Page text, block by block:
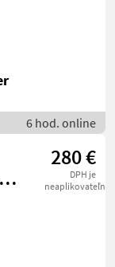
6 hod. online
280 €
DPH je
neaplikovateľné